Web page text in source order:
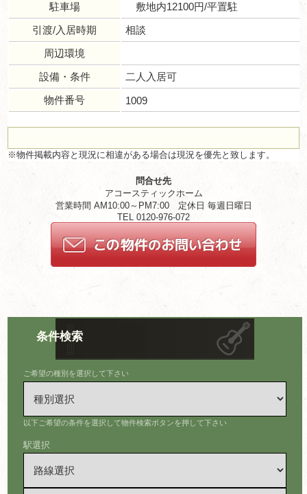
条件検索
ご希望の種別を選択して下さい
以下ご希望の条件を選択して物件検索ボタンを押して下さい
駅選択
駐車場
敷地内12100円/平置駐
引渡/入居時期
相談
周辺環境
設備・条件
二人入居可
物件番号
1009
※物件掲載内容と現況に相違がある場合は現況を優先と致します。
問合せ先
アコースティックホーム
営業時間 AM10:00～PM7:00 定休日 毎週日曜日
TEL 0120-976-072